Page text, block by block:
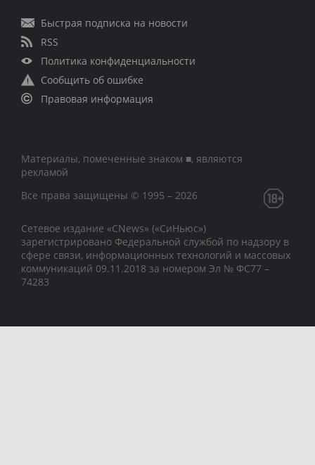
Быстрая подписка на новости
RSS
Политика конфиденциальности
Сообщить об ошибке
Правовая информация
Материалы, помеченные знаком ■, являются
рекламой
Все права защищены © 1995 – 2026
Сетевое издание «CNews» («СиНьюс»)
зарегистрировано Федеральной службой по надзору в
сфере связи, информационных технологий и массовых
коммуникаций 09.11.2018 за номером Эл № ФС77 –
74283